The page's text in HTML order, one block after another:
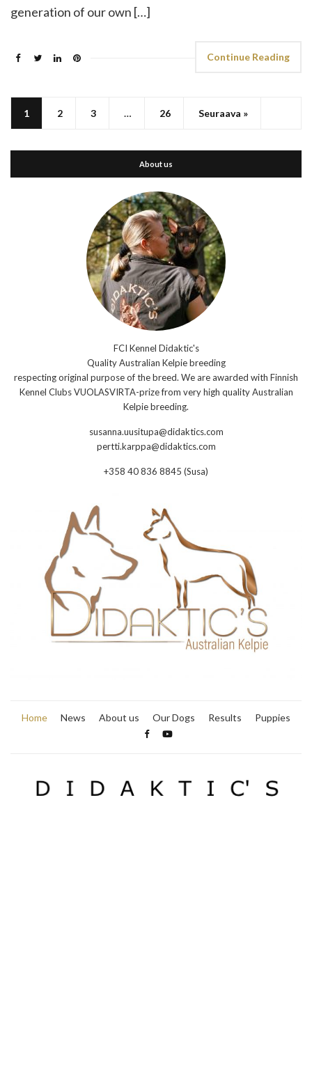
generation of our own […]
Continue Reading
1 2 3 … 26 Seuraava »
About us
FCI Kennel Didaktic's
Quality Australian Kelpie breeding
respecting original purpose of the breed. We are awarded with Finnish
Kennel Clubs VUOLASVIRTA-prize from very high quality Australian
Kelpie breeding.
susanna.uusitupa@didaktics.com
pertti.karppa@didaktics.com
+358 40 836 8845 (Susa)
Home News About us Our Dogs Results Puppies